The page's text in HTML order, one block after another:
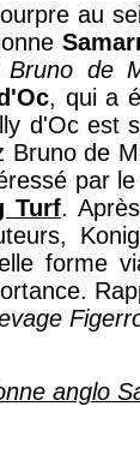
au
Bruno de
, qui a
d'Oc est
Bruno de
par
Turf.
forme
anglo